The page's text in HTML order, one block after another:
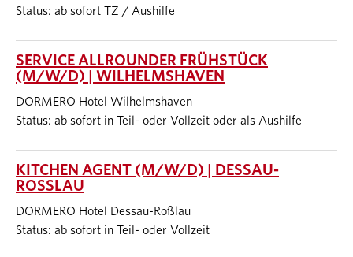
Status: ab sofort TZ / Aushilfe
SERVICE ALLROUNDER FRÜHSTÜCK
(M/W/D) | WILHELMSHAVEN
DORMERO Hotel Wilhelmshaven
Status: ab sofort in Teil- oder Vollzeit oder als Aushilfe
KITCHEN AGENT (M/W/D) | DESSAU-
ROSSLAU
DORMERO Hotel Dessau-Roßlau
Status: ab sofort in Teil- oder Vollzeit